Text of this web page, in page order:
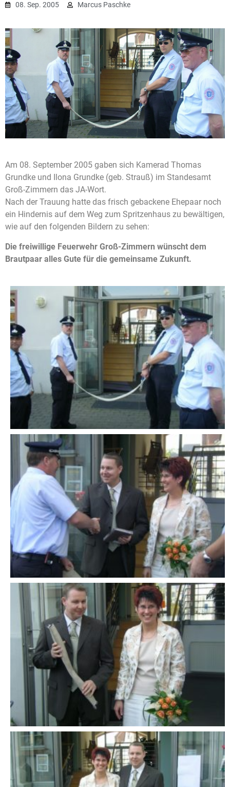
08. Sep. 2005 Marcus Paschke
Am 08. September 2005 gaben sich Kamerad Thomas
Grundke und Ilona Grundke (geb. Strauß) im Standesamt
Groß-Zimmern das JA-Wort.
Nach der Trauung hatte das frisch gebackene Ehepaar noch
ein Hindernis auf dem Weg zum Spritzenhaus zu bewältigen,
wie auf den folgenden Bildern zu sehen:
Die freiwillige Feuerwehr Groß-Zimmern wünscht dem
Brautpaar alles Gute für die gemeinsame Zukunft.